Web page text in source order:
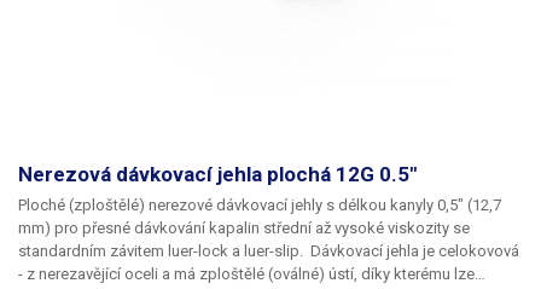
Nerezová dávkovací jehla plochá 12G 0.5"
Ploché (zploštělé) nerezové dávkovací jehly s délkou kanyly 0,5" (12,7
mm) pro přesné dávkování kapalin střední až vysoké viskozity se
standardním závitem luer-lock a luer-slip. Dávkovací jehla je celokovová
- z nerezavějící oceli a má zploštělé (oválné) ústí, díky kterému lze